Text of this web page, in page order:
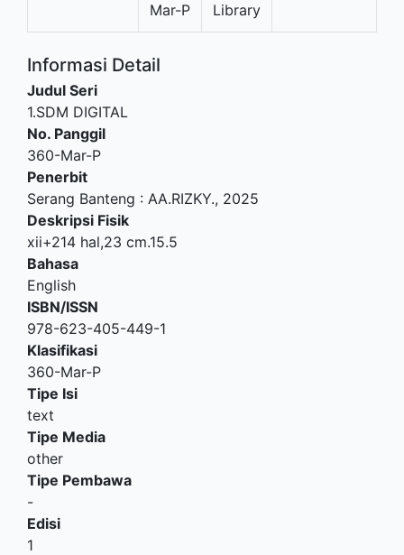
Mar-P
Library
Informasi Detail
Judul Seri
1.SDM DIGITAL
No. Panggil
360-Mar-P
Penerbit
Serang Banteng : AA.RIZKY., 2025
Deskripsi Fisik
xii+214 hal,23 cm.15.5
Bahasa
English
ISBN/ISSN
978-623-405-449-1
Klasifikasi
360-Mar-P
Tipe Isi
text
Tipe Media
other
Tipe Pembawa
-
Edisi
1